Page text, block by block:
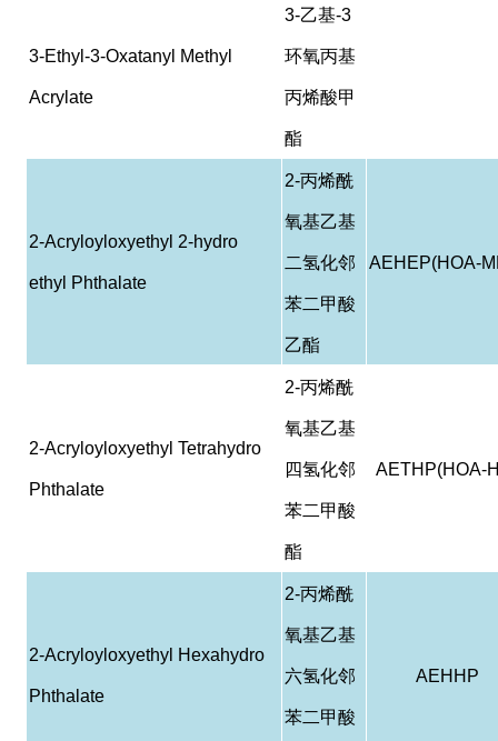
3-Ethyl-3-Oxatanyl Methyl
Acrylate
3-乙基-3
环氧丙基
丙烯酸甲
酯
2-Acryloyloxyethyl 2-hydro
ethyl Phthalate
2-丙烯酰
氧基乙基
二氢化邻
苯二甲酸
乙酯
AEHEP(HOA-
2-Acryloyloxyethyl Tetrahydro
Phthalate
2-丙烯酰
氧基乙基
四氢化邻
苯二甲酸
酯
AETHP(HOA-
2-Acryloyloxyethyl Hexahydro
Phthalate
2-丙烯酰
氧基乙基
六氢化邻
苯二甲酸
AEHHP